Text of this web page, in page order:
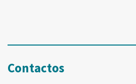
Contactos